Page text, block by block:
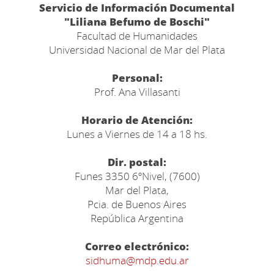
Servicio de Información Documental
"Liliana Befumo de Boschi"
Facultad de Humanidades
Universidad Nacional de Mar del Plata
Personal:
Prof. Ana Villasanti
Horario de Atención:
Lunes a Viernes de 14 a 18 hs.
Dir. postal:
Funes 3350 6ºNivel, (7600)
Mar del Plata,
Pcia. de Buenos Aires
República Argentina
Correo electrónico:
sidhuma@mdp.edu.ar